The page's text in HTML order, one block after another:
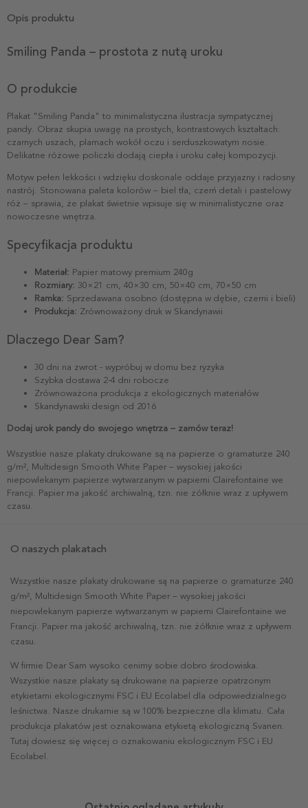
Opis produktu
Smiling Panda – prostota z nutą uroku
O produkcie
Plakat "Smiling Panda" to minimalistyczna ilustracja sympatycznej
pandy. Obraz skupia uwagę na prostych, kontrastowych kształtach:
czarnych uszach, plamach wokół oczu i serduszkowatym nosie.
Delikatne różowe policzki dodają ciepła i uroku całej kompozycji.
Motyw pełen lekkości i wdzięku doskonale oddaje przyjazny i radosny
nastrój. Stonowana paleta kolorów – biel tła, czerń detali i pastelowy
róż – sprawia, że plakat świetnie wpisuje się w minimalistyczne oraz
nowoczesne wnętrza.
Specyfikacja produktu
Materiał: Papier matowy premium 240g
Rozmiary: 30×21 cm, 40×30 cm, 50×40 cm, 70×50 cm
Ramka: Sprzedawana osobno (dostępna w dębie, czerni i bieli)
Produkcja: Zrównoważony druk w Skandynawii
Dlaczego Dear Sam?
30 dni na zwrot - wypróbuj w domu bez ryzyka
Szybka dostawa 2-4 dni robocze
Zrównoważona produkcja z ekologicznych materiałów
Skandynawski design od 2016
Dodaj urok pandy do swojego wnętrza – zamów teraz!
Wszystkie nasze plakaty drukowane są na papierze o gramaturze 240
g/m², Multidesign Smooth White Paper – wysokiej jakości
niepowlekanym papierze wytwarzanym w papierni Clairefontaine we
Francji. Papier ma jakość archiwalną, tzn. nie żółknie wraz z upływem
czasu.
O naszych plakatach
Wszystkie nasze plakaty drukowane są na papierze o gramaturze 240
g/m², Multidesign Smooth White Paper – wysokiej jakości
niepowlekanym papierze wytwarzanym w papierni Clairefontaine we
Francji. Papier ma jakość archiwalną, tzn. nie żółknie wraz z upływem
czasu.
W firmie Dear Sam wysoko cenimy sobie dobro środowiska.
Wszystkie nasze plakaty są drukowane na papierze opatrzonym
etykietami ekologicznymi FSC i EU Ecolabel dla odpowiedzialnego
leśnictwa. Nasze drukarnie są w 100% bezpieczne dla klimatu. Cała
produkcja plakatów jest oznakowana etykietą ekologiczną Svanen.
Tutaj dowiesz się więcej o oznakowaniu ekologicznym FSC i EU
Ecolabel.